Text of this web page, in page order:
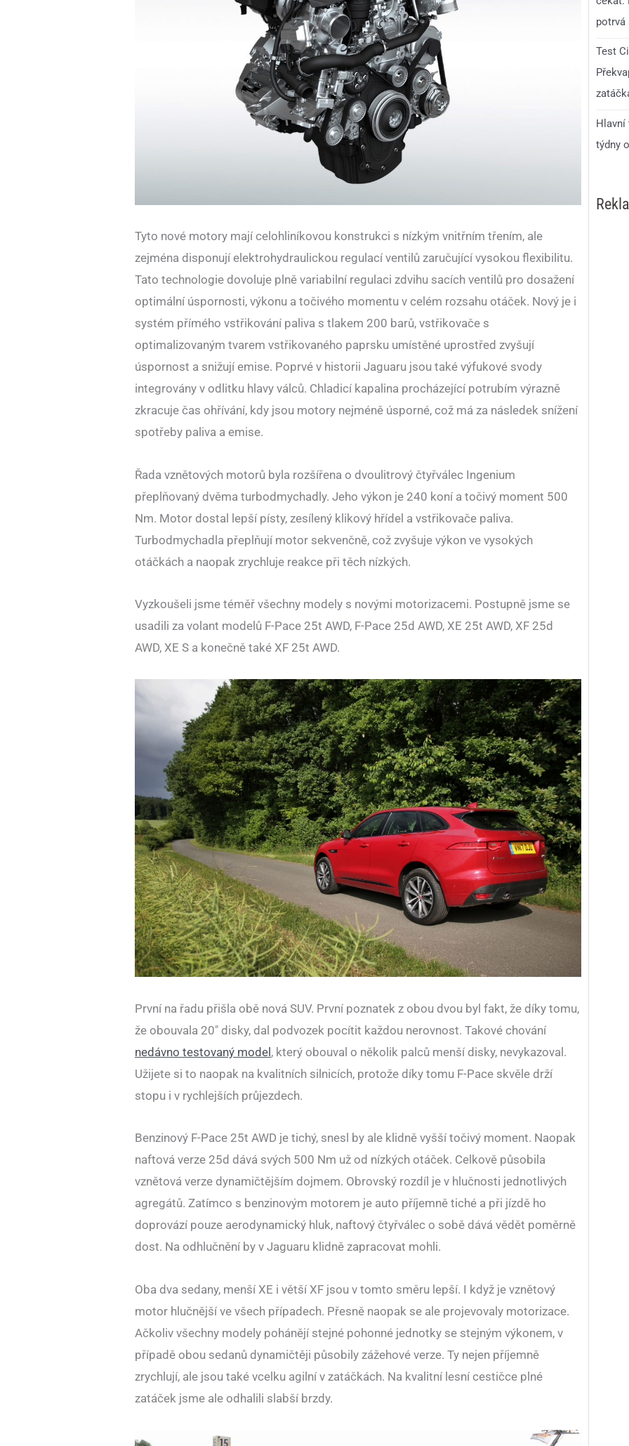
Tyto nové motory mají celohliníkovou konstrukci s nízkým vnitřním třením, ale
zejména disponují elektrohydraulickou regulací ventilů zaručující vysokou flexibilitu.
Tato technologie dovoluje plně variabilní regulaci zdvihu sacích ventilů pro dosažení
optimální úspornosti, výkonu a točivého momentu v celém rozsahu otáček. Nový je i
systém přímého vstřikování paliva s tlakem 200 barů, vstřikovače s
optimalizovaným tvarem vstřikovaného paprsku umístěné uprostřed zvyšují
úspornost a snižují emise. Poprvé v historii Jaguaru jsou také výfukové svody
integrovány v odlitku hlavy válců. Chladicí kapalina procházející potrubím výrazně
zkracuje čas ohřívání, kdy jsou motory nejméně úsporné, což má za následek snížení
spotřeby paliva a emise.
Řada vznětových motorů byla rozšířena o dvoulitrový čtyřválec Ingenium
přeplňovaný dvěma turbodmychadly. Jeho výkon je 240 koní a točivý moment 500
Nm. Motor dostal lepší písty, zesílený klikový hřídel a vstřikovače paliva.
Turbodmychadla přeplňují motor sekvenčně, což zvyšuje výkon ve vysokých
otáčkách a naopak zrychluje reakce při těch nízkých.
Vyzkoušeli jsme téměř všechny modely s novými motorizacemi. Postupně jsme se
usadili za volant modelů F-Pace 25t AWD, F-Pace 25d AWD, XE 25t AWD, XF 25d
AWD, XE S a konečně také XF 25t AWD.
První na řadu přišla obě nová SUV. První poznatek z obou dvou byl fakt, že díky tomu,
že obouvala 20″ disky, dal podvozek pocítit každou nerovnost. Takové chování
nedávno testovaný model, který obouval o několik palců menší disky, nevykazoval.
Užijete si to naopak na kvalitních silnicích, protože díky tomu F-Pace skvěle drží
stopu i v rychlejších průjezdech.
Benzinový F-Pace 25t AWD je tichý, snesl by ale klidně vyšší točivý moment. Naopak
naftová verze 25d dává svých 500 Nm už od nízkých otáček. Celkově působila
vznětová verze dynamičtějším dojmem. Obrovský rozdíl je v hlučnosti jednotlivých
agregátů. Zatímco s benzinovým motorem je auto příjemně tiché a při jízdě ho
doprovází pouze aerodynamický hluk, naftový čtyřválec o sobě dává vědět poměrně
dost. Na odhlučnění by v Jaguaru klidně zapracovat mohli.
Oba dva sedany, menší XE i větší XF jsou v tomto směru lepší. I když je vznětový
motor hlučnější ve všech případech. Přesně naopak se ale projevovaly motorizace.
Ačkoliv všechny modely pohánějí stejné pohonné jednotky se stejným výkonem, v
případě obou sedanů dynamičtěji působily zážehové verze. Ty nejen příjemně
zrychlují, ale jsou také vcelku agilní v zatáčkách. Na kvalitní lesní cestičce plné
zatáček jsme ale odhalili slabší brzdy.
potrvá
Test
Hlavní
týdny